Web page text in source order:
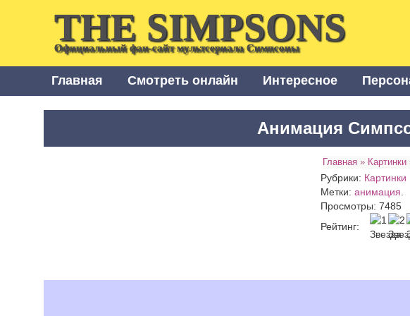
THE SIMPSONS
Официальный фан-сайт мультсериала Симпсоны
Главная Смотреть онлайн Интересное
Анимация
Главная » Картинки
Рубрики: Картинки
Метки:анимация
Просмотры: 7485
Рейтинг: